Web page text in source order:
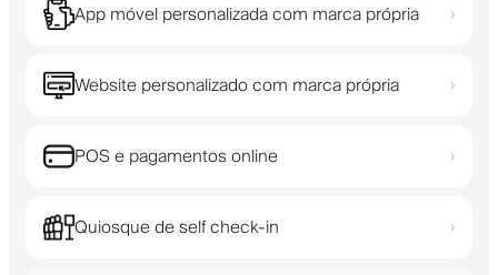
App móvel personalizada com marca própria ›
Website personalizado com marca própria ›
POS e pagamentos online ›
Quiosque de self check-in ›